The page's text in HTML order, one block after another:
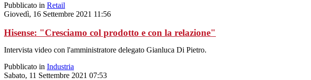
Pubblicato in Retail
Giovedì, 16 Settembre 2021 11:56
Hisense: "Cresciamo col prodotto e con la relazione"
Intervista video con l'amministratore delegato Gianluca Di Pietro.
Pubblicato in Industria
Sabato, 11 Settembre 2021 07:53